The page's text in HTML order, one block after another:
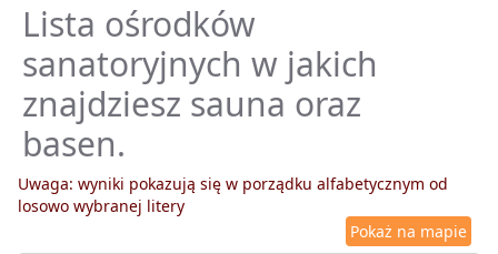
Lista ośrodków
sanatoryjnych w jakich
znajdziesz sauna oraz
basen.
Uwaga: wyniki pokazują się w porządku alfabetycznym od
losowo wybranej litery
Pokaż na mapie